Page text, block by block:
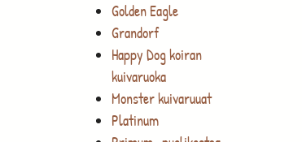
Golden Eagle
Grandorf
Happy Dog koiran
kuivaruoka
Monster kuivaruuat
Platinum